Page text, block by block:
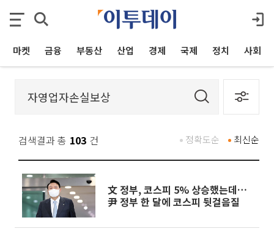
마켓 금융 부동산 산업 경제 국제 정치 사회
검색결과 총 103 건 최신순
정확도순
文 정부, 코스피 5% 상승했는데…
尹 정부 한 달에 코스피 뒷걸음질